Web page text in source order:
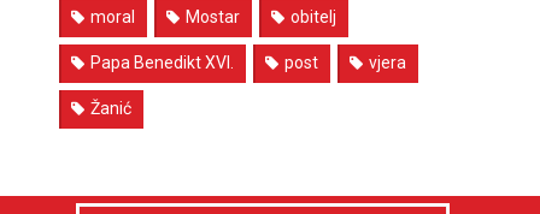
moral Mostar obitelj
Papa Benedikt XVI. post vjera
Žanić